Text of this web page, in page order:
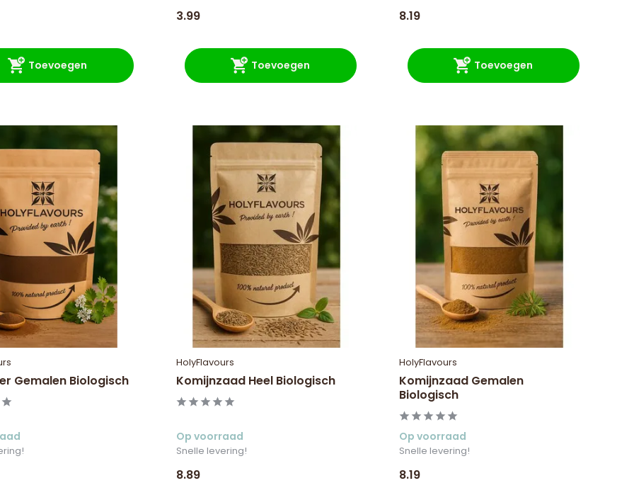
Toevoegen
3.99
Toevoegen
8.19
Toevoegen
Gemalen Biologisch
HolyFlavours
Komijnzaad Heel Biologisch
Op voorraad
Snelle levering!
8.89
HolyFlavours
Komijnzaad Gemalen
Biologisch
Op voorraad
Snelle levering!
8.19